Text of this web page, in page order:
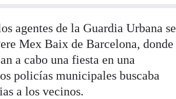
agentes de la Guardia Urbana se
Mex Baix de Barcelona, donde
a cabo una fiesta en una
policías municipales buscaba
a los vecinos.